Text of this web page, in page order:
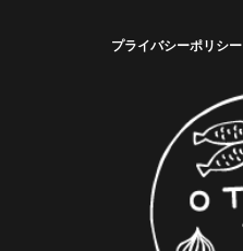
プライバシーポリシー